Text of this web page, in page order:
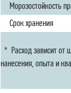
Морозостойкость
Срок хранения
* Расход зависит от
нанесения, опыта и